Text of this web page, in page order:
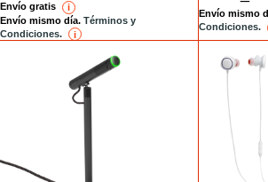
Envío gratis ireference
Envío mismo día. Términos y
Condiciones.
i reference
Envío mismo
Condiciones.